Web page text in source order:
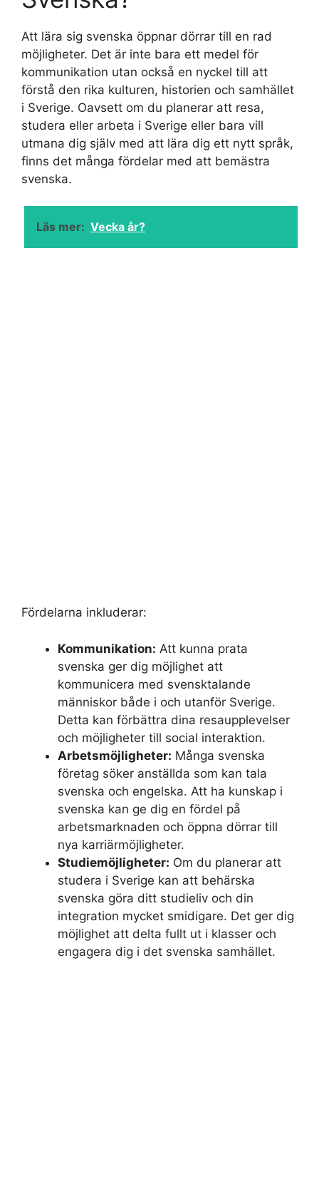
Att lära sig svenska öppnar dörrar till en rad
möjligheter. Det är inte bara ett medel för
kommunikation utan också en nyckel till att
förstå den rika kulturen, historien och samhället
i Sverige. Oavsett om du planerar att resa,
studera eller arbeta i Sverige eller bara vill
utmana dig själv med att lära dig ett nytt språk,
finns det många fördelar med att bemästra
svenska.
Läs mer: Vecka år?
Fördelarna inkluderar:
Kommunikation: Att kunna prata
svenska ger dig möjlighet att
kommunicera med svensktalande
människor både i och utanför Sverige.
Detta kan förbättra dina resaupplevelser
och möjligheter till social interaktion.
Arbetsmöjligheter: Många svenska
företag söker anställda som kan tala
svenska och engelska. Att ha kunskap i
svenska kan ge dig en fördel på
arbetsmarknaden och öppna dörrar till
nya karriärmöjligheter.
Studiemöjligheter: Om du planerar att
studera i Sverige kan att behärska
svenska göra ditt studieliv och din
integration mycket smidigare. Det ger dig
möjlighet att delta fullt ut i klasser och
engagera dig i det svenska samhället.